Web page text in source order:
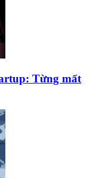
Từng mất